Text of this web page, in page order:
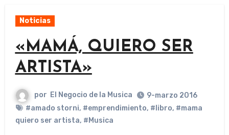
Noticias
«MAMÁ, QUIERO SER
ARTISTA»
por El Negocio de la Musica
9-marzo 2016
#amado storni, #emprendimiento, #libro, #mama
quiero ser artista, #Musica